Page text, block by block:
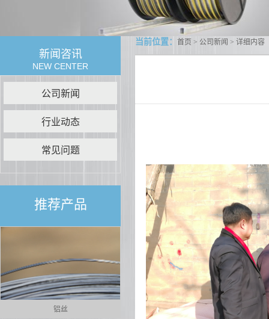
当前位置： 首页 > 公司新闻 > 详细内容
新闻咨讯
NEW CENTER
公司新闻
行业动态
常见问题
推荐产品
铝丝 聚氨酯胶卡扣